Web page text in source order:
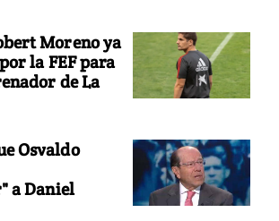
Moreno ya
la FEF para
de La
Osvaldo
a Daniel